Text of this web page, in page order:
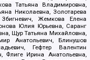
Татьяна Владимировна,
Николаевна, Золотарева
Жемкова Елена
Юлия Юрьевна, Саранг
Щур Татьяна Михайловна,
Анатольевич, Блинушов
Гефтер Валентин
Флиге Ирина Анатольевна,